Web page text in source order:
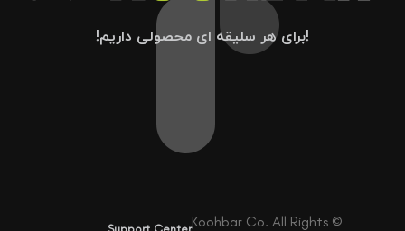
!برای هر سلیقه ای محصولی داریم!
© Koohbar Co. All Rights